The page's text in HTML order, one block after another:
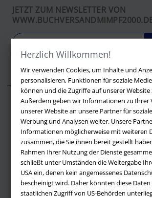
Herzlich Willkommen!
Wir verwenden Cookies, um Inhalte und
personalisieren, Funktionen für soziale
können und die Zugriffe auf unserer Website
Außerdem geben wir Informationen zu Ihrer
unserer Website an unsere Partner für
Werbung und Analysen weiter. Unsere
Informationen möglicherweise mit weiteren
zusammen, die Sie ihnen bereit gestellt
Rahmen Ihrer Nutzung der Dienste
schließt unter Umständen die Weitergabe
USA ein, denen kein angemessenes
bescheinigt wird. Daher könnten diese Daten
staatlichen Zugriff von US-Behörden
JETZT ZUM NEWSLETTER VON
Über
Impressum
Versandbedingungen
Widerruf
Batteriehinweis
AGB
Datenschutz